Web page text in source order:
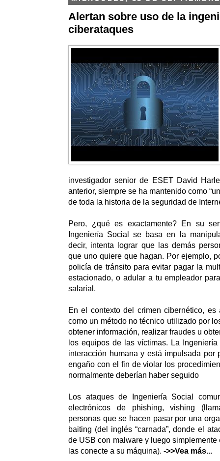
Alertan sobre uso de la
ciberataques
investigador senior de ESET David
anterior, siempre se ha mantenido como
de toda la historia de la seguridad de
Pero, ¿qué es exactamente? En su
Ingeniería Social se basa en la
decir, intenta lograr que las demás
que uno quiere que hagan. Por ejemplo,
policía de tránsito para evitar pagar la
estacionado, o adular a tu empleador
salarial.
En el contexto del crimen cibernético, es
como un método no técnico utilizado por
obtener información, realizar fraudes u
los equipos de las víctimas. La
interacción humana y está impulsada por
engaño con el fin de violar los
normalmente deberían haber seguido
Los ataques de Ingeniería Social
electrónicos de phishing, vishing
personas que se hacen pasar por una
baiting (del inglés “carnada”, donde el
de USB con malware y luego
las conecte a su máquina). ->>Vea más...